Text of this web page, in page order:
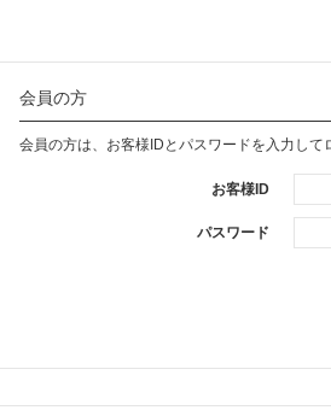
会員の方
会員の方は、お客様IDとパスワードを入力して
お客様ID
パスワード